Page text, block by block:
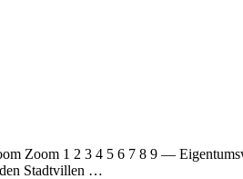
Zoom 1 2 3 4 5 6 7 8 9 —
Stadtvillen …